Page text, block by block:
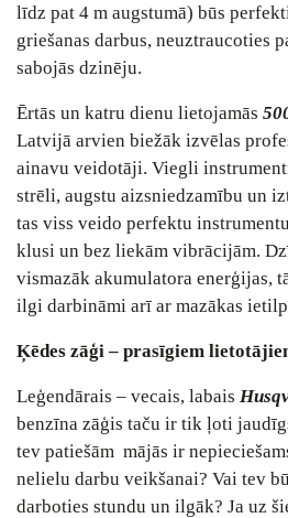
līdz pat 4 m augstumā) būs
griešanas darbus, neuztraucoties
sabojās dzinēju.
Ērtās un katru dienu lietojamās
Latvijā arvien biežāk izvēlas
ainavu veidotāji. Viegli
strēli, augstu aizsniedzamību un
tas viss veido perfektu
klusi un bez liekām vibrācijām.
vismazāk akumulatora enerģijas,
ilgi darbināmi arī ar mazākas
Ķēdes zāģi – prasīgiem
Leģendārais – vecais, labais
benzīna zāģis taču ir tik ļoti
tev patiešām mājās ir
nelielu darbu veikšanai? Vai tev
darboties stundu un ilgāk? Ja uz